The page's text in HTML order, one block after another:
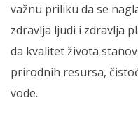
važnu priliku da se
zdravlja ljudi i zdravlja
da kvalitet života
prirodnih resursa,
vode.